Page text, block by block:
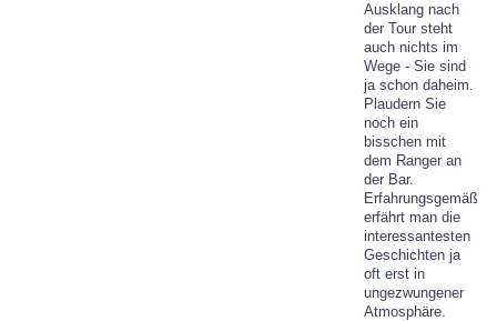
Ausklang nach
der Tour steht
auch nichts im
Wege - Sie sind
ja schon daheim.
Plaudern Sie
noch ein
bisschen mit
dem Ranger an
der Bar.
Erfahrungsgemäß
erfährt man die
interessantesten
Geschichten ja
oft erst in
ungezwungener
Atmosphäre.